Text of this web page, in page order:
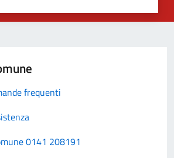
frequenti
0141 208191